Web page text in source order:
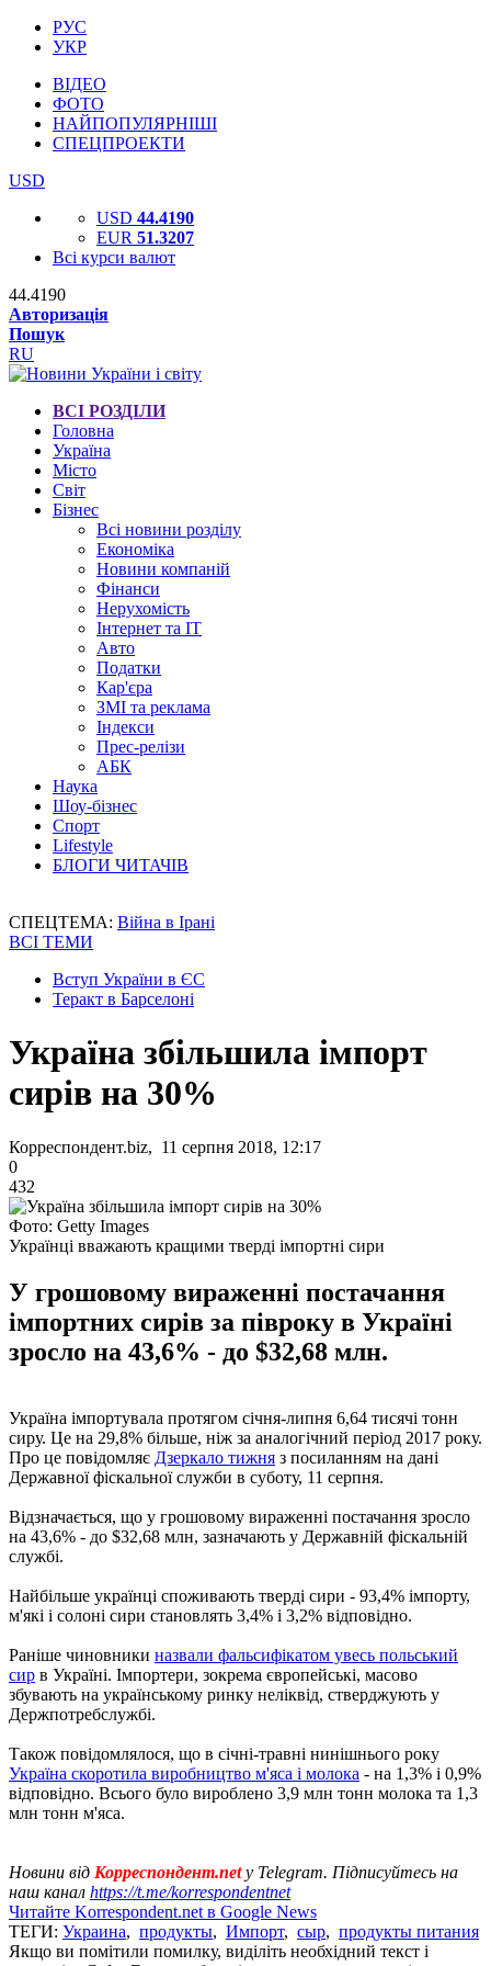
РУС
УКР
ВІДЕО
ФОТО
НАЙПОПУЛЯРНІШІ
СПЕЦПРОЕКТИ
USD
USD 44.4190
EUR 51.3207
Всі курси валют
44.4190
Авторизація
Пошук
RU
ВСІ РОЗДІЛИ
Головна
Україна
Місто
Світ
Бізнес
Всі новини розділу
Економіка
Новини компаній
Фінанси
Нерухомість
Інтернет та IT
Авто
Податки
Кар'єра
ЗМІ та реклама
Індекси
Прес-релізи
АБК
Наука
Шоу-бізнес
Спорт
Lifestyle
БЛОГИ ЧИТАЧІВ
СПЕЦТЕМА: Війна в Ірані
ВСІ ТЕМИ
Вступ України в ЄС
Теракт в Барселоні
Україна збільшила імпорт
сирів на 30%
Корреспондент.biz, 11 серпня 2018, 12:17
0
432
Фото: Getty Images
Українці вважають кращими тверді імпортні сири
У грошовому вираженні постачання
імпортних сирів за півроку в Україні
зросло на 43,6% - до $32,68 млн.
Україна імпортувала протягом січня-липня 6,64 тисячі тонн
сиру. Це на 29,8% більше, ніж за аналогічний період 2017 року.
Про це повідомляє Дзеркало тижня з посиланням на дані
Державної фіскальної служби в суботу, 11 серпня.
Відзначається, що у грошовому вираженні постачання зросло
на 43,6% - до $32,68 млн, зазначають у Державній фіскальній
службі.
Найбільше українці споживають тверді сири - 93,4% імпорту,
м'які і солоні сири становлять 3,4% і 3,2% відповідно.
Раніше чиновники назвали фальсифікатом увесь польський
сир в Україні. Імпортери, зокрема європейські, масово
збувають на українському ринку неліквід, стверджують у
Держпотребслужбі.
Також повідомлялося, що в січні-травні нинішнього року
Україна скоротила виробництво м'яса і молока - на 1,3% і 0,9%
відповідно. Всього було вироблено 3,9 млн тонн молока та 1,3
млн тонн м'яса.
Новини від Корреспондент.netу Telegram. Підписуйтесь на
наш канал https://t.me/korrespondentnet
Читайте Korrespondent.net в Google News
ТЕГИ: Украина, продукты, Импорт, сыр, продукты питания
Якщо ви помітили помилку, виділіть необхідний текст і